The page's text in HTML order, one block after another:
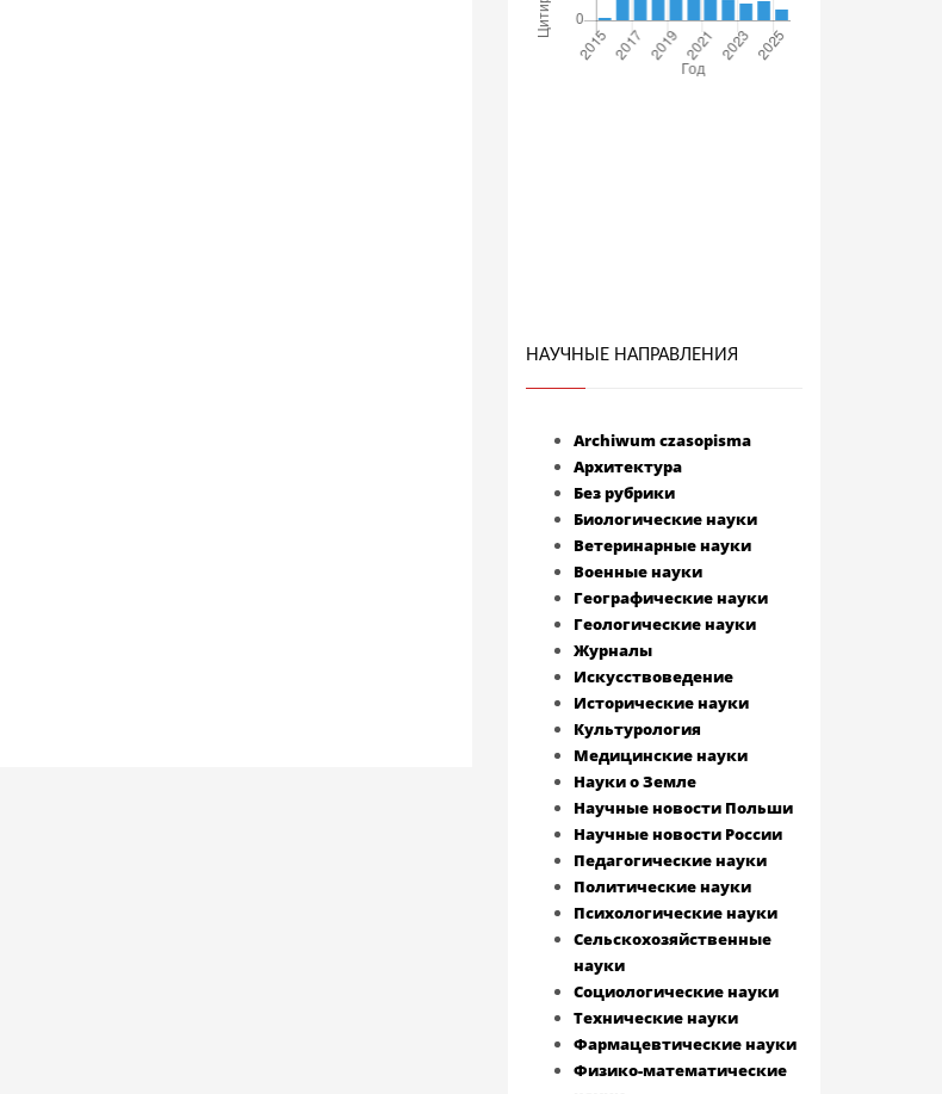
НАУЧНЫЕ НАПРАВЛЕНИЯ
Archiwum czasopisma
Архитектура
Без рубрики
Биологические науки
Ветеринарные науки
Военные науки
Географические науки
Геологические науки
Журналы
Искусствоведение
Исторические науки
Культурология
Медицинские науки
Науки о Земле
Научные новости Польши
Научные новости России
Педагогические науки
Политические науки
Психологические науки
Сельскохозяйственные
науки
Социологические науки
Технические науки
Фармацевтические науки
Физико-математические